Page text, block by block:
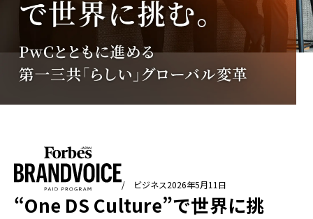
/ ビジネス2026年5月11日
“One DS Culture”で世界に挑